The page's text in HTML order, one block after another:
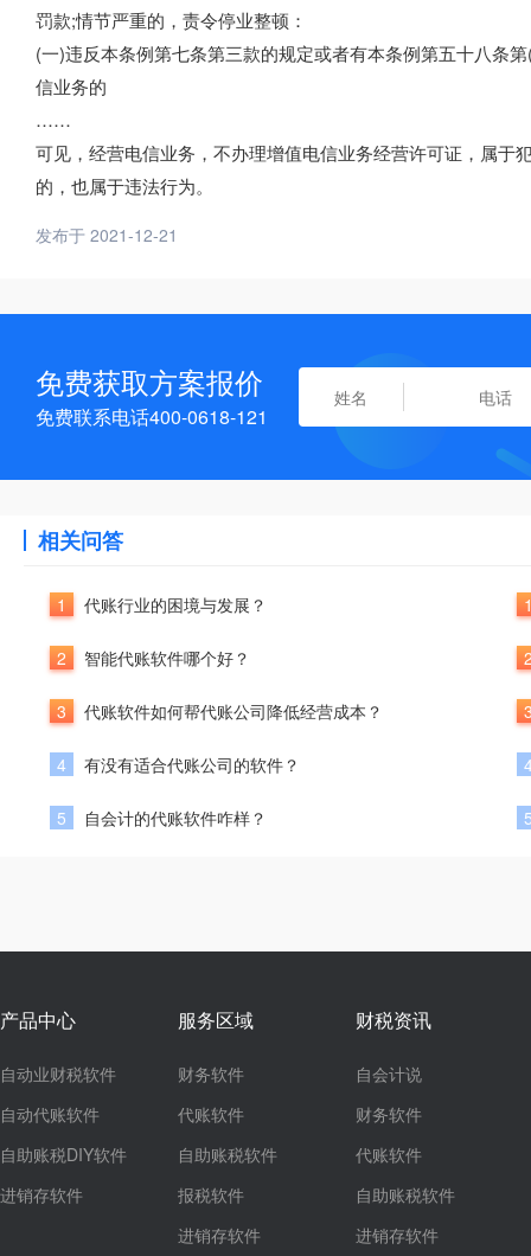
罚款;情节严重的，责令停业整顿：
(一)违反本条例第七条第三款的规定或者有本条例第五十八条
信业务的
……
可见，经营电信业务，不办理增值电信业务经营许可证，属于
的，也属于违法行为。
发布于 2021-12-21
免费获取方案报价
免费联系电话400-0618-121
相关问答
1 代账行业的困境与发展？
2 智能代账软件哪个好？
3 代账软件如何帮代账公司降低经营成本？
4 有没有适合代账公司的软件？
5 自会计的代账软件咋样？
产品中心
自动业财税软件
自动代账软件
自助账税DIY软件
进销存软件
服务区域
财务软件
代账软件
自助账税软件
报税软件
进销存软件
财税资讯
自会计说
财务软件
代账软件
自助账税软件
进销存软件